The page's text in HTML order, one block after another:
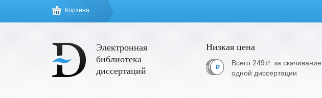
Корзина
Электронная
библиотека
диссертаций
Низкая цена
Всего 249a за скачивание
одной диссертации